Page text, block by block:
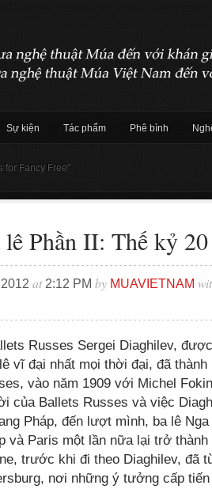
Sự kiện Tác phẩm Phê bình
for Fancy Free”
Phần II: Thế kỷ
at 2:12 PM by MUAVIETNAM
Russes Sergei Diaghilev,
vĩ đại nhất mọi thời đại, đã
vào năm 1909 với Michel
của Ballets Russes và việc
Pháp, đến lượt mình, ba lê
và Paris một lần nữa lại trở thành
trước khi đi theo Diaghilev, đã
nơi những ý tưởng cấp